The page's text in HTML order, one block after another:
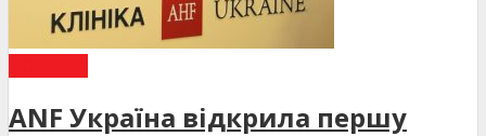
ANF Україна відкрила першу